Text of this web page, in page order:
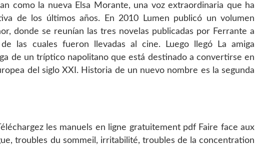
como la nueva Elsa Morante, una voz extraordinaria que ha
de los últimos años. En 2010 Lumen publicó un volumen
donde se reunían las tres novelas publicadas por Ferrante a
las cuales fueron llevadas al cine. Luego llegó La amiga
de un tríptico napolitano que está destinado a convertirse en
del siglo XXI. Historia de un nuevo nombre es la segunda
les manuels en ligne gratuitement pdf Faire face aux
troubles du sommeil, irritabilité, troubles de la concentration